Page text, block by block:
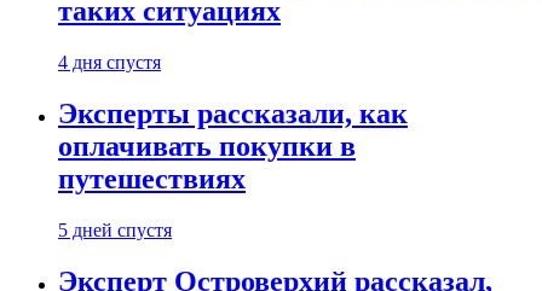
таких ситуациях
4 дня спустя
Эксперты рассказали, как
оплачивать покупки в
путешествиях
5 дней спустя
Эксперт Островерхий рассказал,